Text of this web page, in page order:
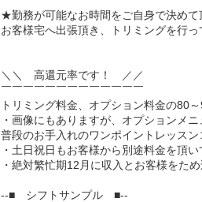
★勤務が可能なお時間をご自身で決めて
お客様宅へ出張頂き、トリミングを行
＼＼ 高還元率です！ ／／
￣￣￣￣￣￣￣￣￣￣￣￣￣
トリミング料金、オプション料金の80～
・画像にもありますが、オプションメ
普段のお手入れのワンポイントレッス
・土日祝日もお客様から別途料金を頂い
・絶対繁忙期12月に収入とお客様をた
--■ シフトサンプル ■--